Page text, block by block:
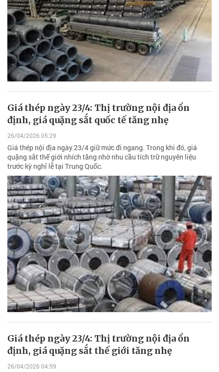
Giá thép ngày 23/4: Thị trường nội địa ổn
định, giá quặng sắt quốc tế tăng nhẹ
26/04/2026 05:29
Giá thép nội địa ngày 23/4 giữ mức đi ngang. Trong khi đó, giá
quặng sắt thế giới nhích tăng nhờ nhu cầu tích trữ nguyên liệu
trước kỳ nghỉ lễ tại Trung Quốc.
Giá thép ngày 23/4: Thị trường nội địa ổn
định, giá quặng sắt thế giới tăng nhẹ
26/04/2026 04:59